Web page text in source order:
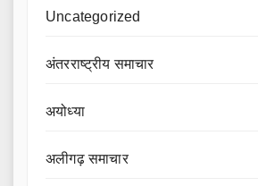
Uncategorized
अंतरराष्ट्रीय समाचार
अयोध्या
अलीगढ़ समाचार